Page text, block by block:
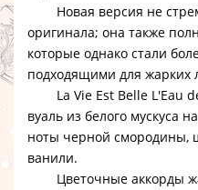
Новая версия не
оригинала; она также
которые однако стали
подходящими для жарких
La Vie Est Belle L'Eau
вуаль из белого мускуса
ноты черной смородины,
ванили.
Цветочные аккорды